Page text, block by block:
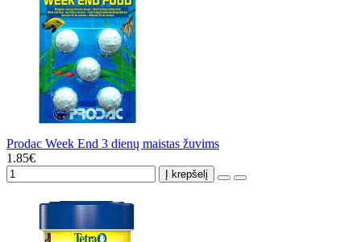
Prodac Week End 3 dienų maistas žuvims
1.85€
Į krepšelį